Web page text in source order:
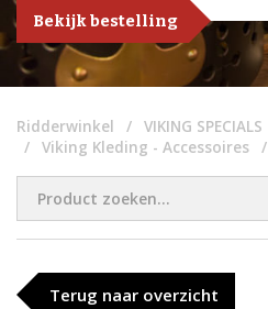
Bekijk bestelling
Ridderwinkel
VIKING SPECIALS
Viking Kleding - Accessoires
Terug naar overzicht